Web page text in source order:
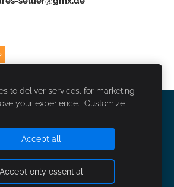
KONTAKTI
to deliver services, for marketing
your experience.
Customize
Accept all
Accept only essential